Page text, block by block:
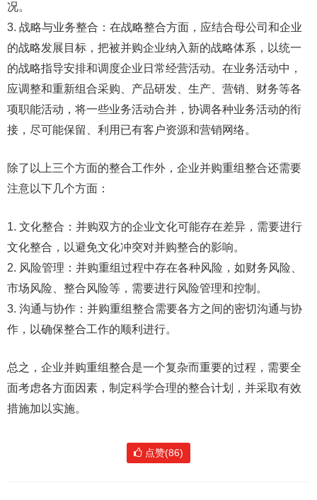
况。
3. 战略与业务整合：在战略整合方面，应结合母公司和企业
的战略发展目标，把被并购企业纳入新的战略体系，以统一
的战略指导安排和调度企业日常经营活动。在业务活动中，
应调整和重新组合采购、产品研发、生产、营销、财务等各
项职能活动，将一些业务活动合并，协调各种业务活动的衔
接，尽可能保留、利用已有客户资源和营销网络。
除了以上三个方面的整合工作外，企业并购重组整合还需要
注意以下几个方面：
1. 文化整合：并购双方的企业文化可能存在差异，需要进行
文化整合，以避免文化冲突对并购整合的影响。
2. 风险管理：并购重组过程中存在各种风险，如财务风险、
市场风险、整合风险等，需要进行风险管理和控制。
3. 沟通与协作：并购重组整合需要各方之间的密切沟通与协
作，以确保整合工作的顺利进行。
总之，企业并购重组整合是一个复杂而重要的过程，需要全
面考虑各方面因素，制定科学合理的整合计划，并采取有效
措施加以实施。
点赞(86)